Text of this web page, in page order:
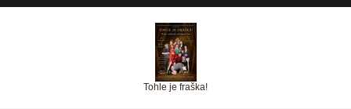
Tohle je fraška!